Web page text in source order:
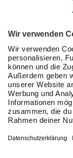
in Stein- oder
Trägerschicht
Dekorschicht
der Rinde der
Du verlegst
schwimmend,
verkleben. Das
Dehnungsfugen.